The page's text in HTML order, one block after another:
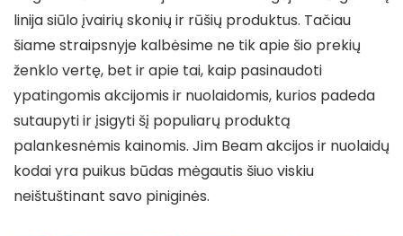
linija siūlo įvairių skonių ir rūšių produktus. Tačiau
šiame straipsnyje kalbėsime ne tik apie šio prekių
ženklo vertę, bet ir apie tai, kaip pasinaudoti
ypatingomis akcijomis ir nuolaidomis, kurios padeda
sutaupyti ir įsigyti šį populiarų produktą
palankesnėmis kainomis. Jim Beam akcijos ir nuolaidų
kodai yra puikus būdas mėgautis šiuo viskiu
neištuštinant savo piniginės.